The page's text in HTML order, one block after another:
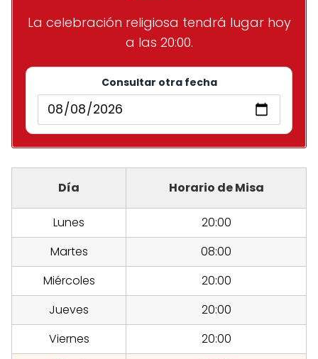
La celebración religiosa tendrá lugar hoy
a las 20:00.
Consultar otra fecha
Día Horario de Misa
Lunes
20:00
Martes
08:00
Miércoles
20:00
Jueves
20:00
Viernes
20:00